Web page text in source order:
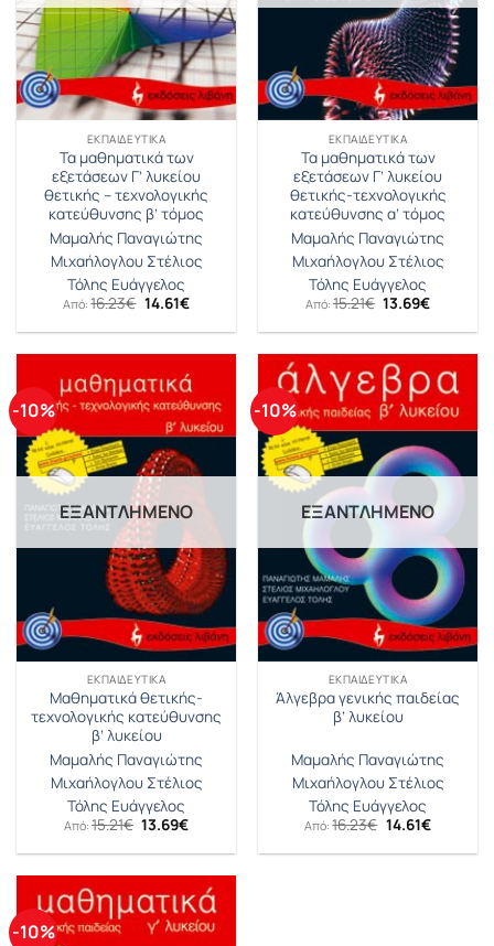
ΕΚΠΑΙΔΕΥΤΙΚΆ
Τα μαθηματικά των
εξετάσεων Γ’ λυκείου
θετικής – τεχνολογικής
κατεύθυνσης β’ τόμος
Μαμαλής Παναγιώτης
Μιχαήλογλου Στέλιος
Τόλης Ευάγγελος
Από:16.23€ Original
price
was:
14.61€Η
τιμή
14.61€.
ΕΚΠΑΙΔΕΥΤΙΚΆ
Τα μαθηματικά των
εξετάσεων Γ’ λυκείου
θετικής-τεχνολογικής
κατεύθυνσης α’ τόμος
Μαμαλής Παναγιώτης
Μιχαήλογλου Στέλιος
Τόλης Ευάγγελος
Από: 15.21€ Original
price
was:
13.69€Η
τιμή
13.69€.
-10%
ΕΞΑΝΤΛΗΜΈΝΟ
ΕΚΠΑΙΔΕΥΤΙΚΆ
Μαθηματικά θετικής-
τεχνολογικής κατεύθυνσης
β’ λυκείου
Μαμαλής Παναγιώτης
Μιχαήλογλου Στέλιος
Τόλης Ευάγγελος
Από: 15.21€ Original
was:
13.69€Η
τιμή
13.69€.
-10%
ΕΞΑΝΤΛΗΜΈΝΟ
ΕΚΠΑΙΔΕΥΤΙΚΆ
Άλγεβρα γενικής παιδείας
β’ λυκείου
Μαμαλής Παναγιώτης
Μιχαήλογλου Στέλιος
Τόλης Ευάγγελος
Από:16.23€ Original
was:
14.61€Η
τιμή
-10%